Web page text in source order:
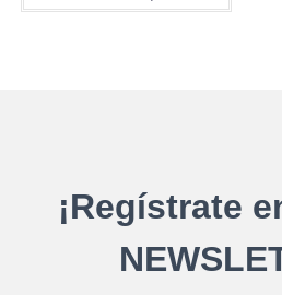
¡Regístrate